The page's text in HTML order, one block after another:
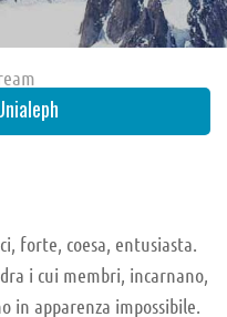
forte, coesa, entusiasta.
i cui membri, incarnano,
in apparenza impossibile.